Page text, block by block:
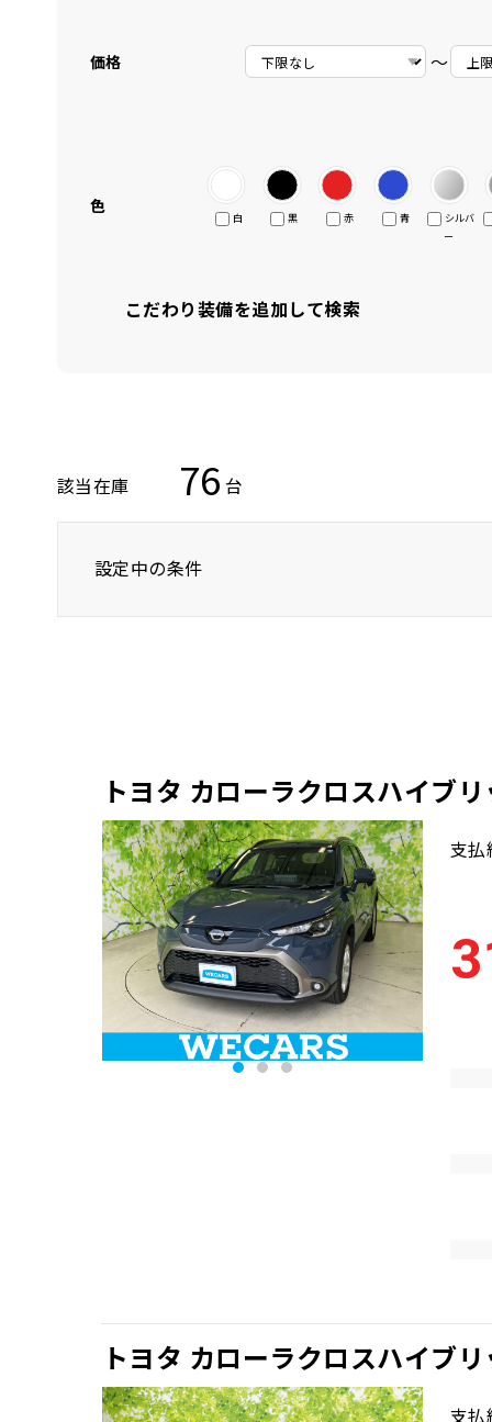
価格 〜
色
白 黒 赤 青
シルバ
ー
こだわり装備を追加して検索
該当在庫 76 台
設定中の条件
トヨタ カローラクロスハイブ
支払
トヨタ カローラクロスハイブ
支払